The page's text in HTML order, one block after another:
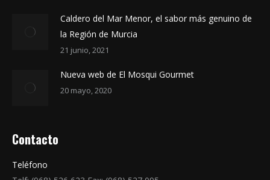
Caldero del Mar Menor, el sabor más genuino de
la Región de Murcia
21 junio, 2021
Nueva web de El Mosqui Gourmet
20 mayo, 2020
Contacto
Teléfono